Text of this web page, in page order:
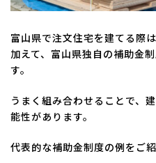
富山県で注文住宅を建てる際
加えて、富山県独自の補助金
す。
うまく組み合わせることで、
能性があります。
代表的な補助金制度の例をご紹